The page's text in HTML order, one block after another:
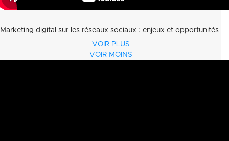
Marketing digital sur les réseaux sociaux : enjeux et opportunités
VOIR PLUS
VOIR MOINS